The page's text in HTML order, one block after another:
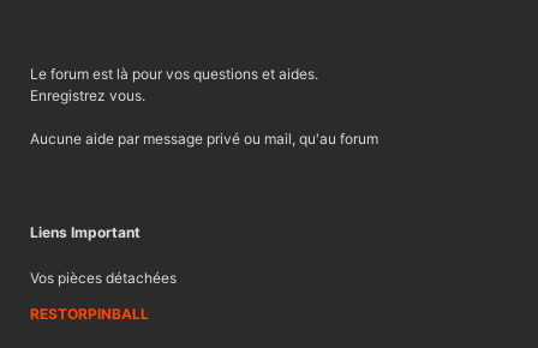
Le forum est là pour vos questions et aides.
Enregistrez vous.
Aucune aide par message privé ou mail, qu'au forum
Liens Important
Vos pièces détachées
RESTORPINBALL